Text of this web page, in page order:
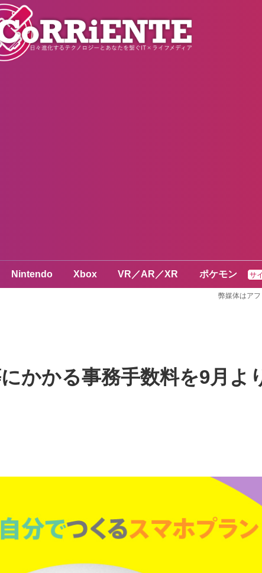
Nintendo Xbox VR／AR／XR ポケモン
弊媒体はア
かかる事務手数料を9月よ